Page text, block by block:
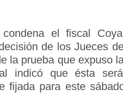
el fiscal
de los Jueces
la prueba que expuso
indicó que ésta
fijada para este